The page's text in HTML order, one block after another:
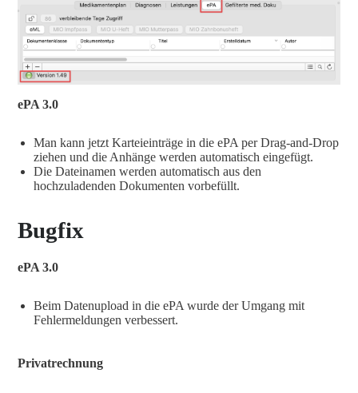
ePA 3.0
Man kann jetzt Karteieinträge in die ePA per Drag-and-Drop
ziehen und die Anhänge werden automatisch eingefügt.
Die Dateinamen werden automatisch aus den
hochzuladenden Dokumenten vorbefüllt.
Bugfix
ePA 3.0
Beim Datenupload in die ePA wurde der Umgang mit
Fehlermeldungen verbessert.
Privatrechnung